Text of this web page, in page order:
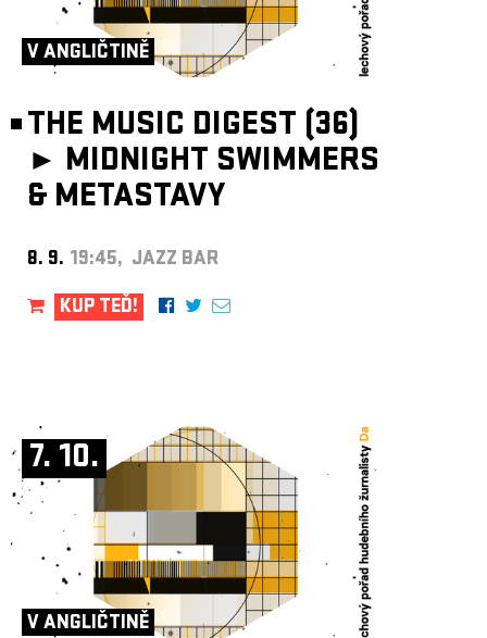
V ANGLIČTINĚ
THE MUSIC DIGEST (36)
► MIDNIGHT SWIMMERS
& METASTAVY
8. 9. 19:45, JAZZ BAR
KUP TEĎ!
7. 10.
V ANGLIČTINĚ